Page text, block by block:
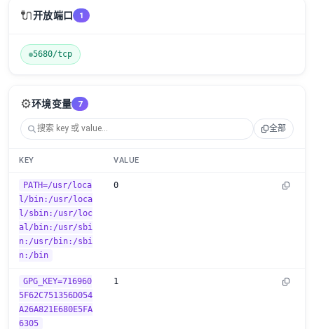
🔌开放端口 1
5680/tcp
⚙️环境变量 7
全部
KEY VALUE
PATH=/usr/loca
l/bin:/usr/loca
l/sbin:/usr/loc
al/bin:/usr/sbi
n:/usr/bin:/sbi
n:/bin
0
GPG_KEY=716960
5F62C751356D054
A26A821E680E5FA
6305
1